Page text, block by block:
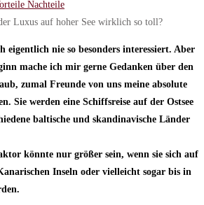
Luxus auf hoher See wirklich so toll?
eigentlich nie so besonders interessiert. Aber
mache ich mir gerne Gedanken über den
zumal Freunde von uns meine absolute
Sie werden eine Schiffsreise auf der Ostsee
baltische und skandinavische Länder
könnte nur größer sein, wenn sie sich auf
Inseln oder vielleicht sogar bis in